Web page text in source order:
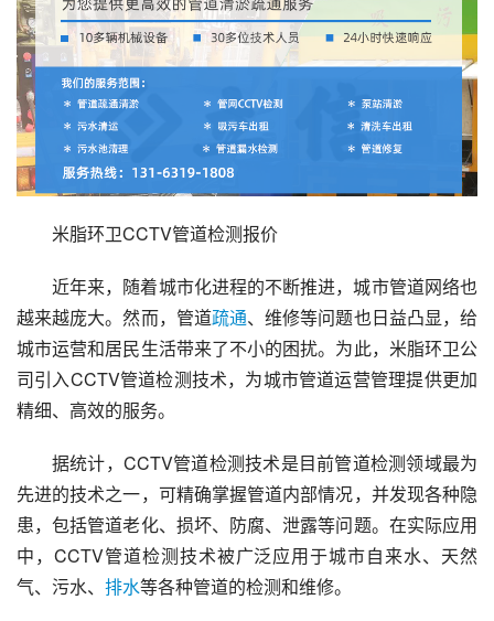
米脂环卫CCTV管道检测报价
近年来，随着城市化进程的不断推进，城市管道网络也
越来越庞大。然而，管道疏通、维修等问题也日益凸显，给
城市运营和居民生活带来了不小的困扰。为此，米脂环卫公
司引入CCTV管道检测技术，为城市管道运营管理提供更加
精细、高效的服务。
据统计，CCTV管道检测技术是目前管道检测领域最为
先进的技术之一，可精确掌握管道内部情况，并发现各种隐
患，包括管道老化、损坏、防腐、泄露等问题。在实际应用
中，CCTV管道检测技术被广泛应用于城市自来水、天然
气、污水、 排水等各种管道的检测和维修。